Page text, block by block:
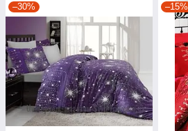
–30% –15%